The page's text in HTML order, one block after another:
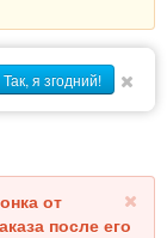
Так, я згодний!
от
после его